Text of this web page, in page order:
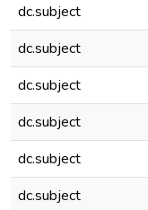
dc.subject
dc.subject
dc.subject
dc.subject
dc.subject
dc.subject